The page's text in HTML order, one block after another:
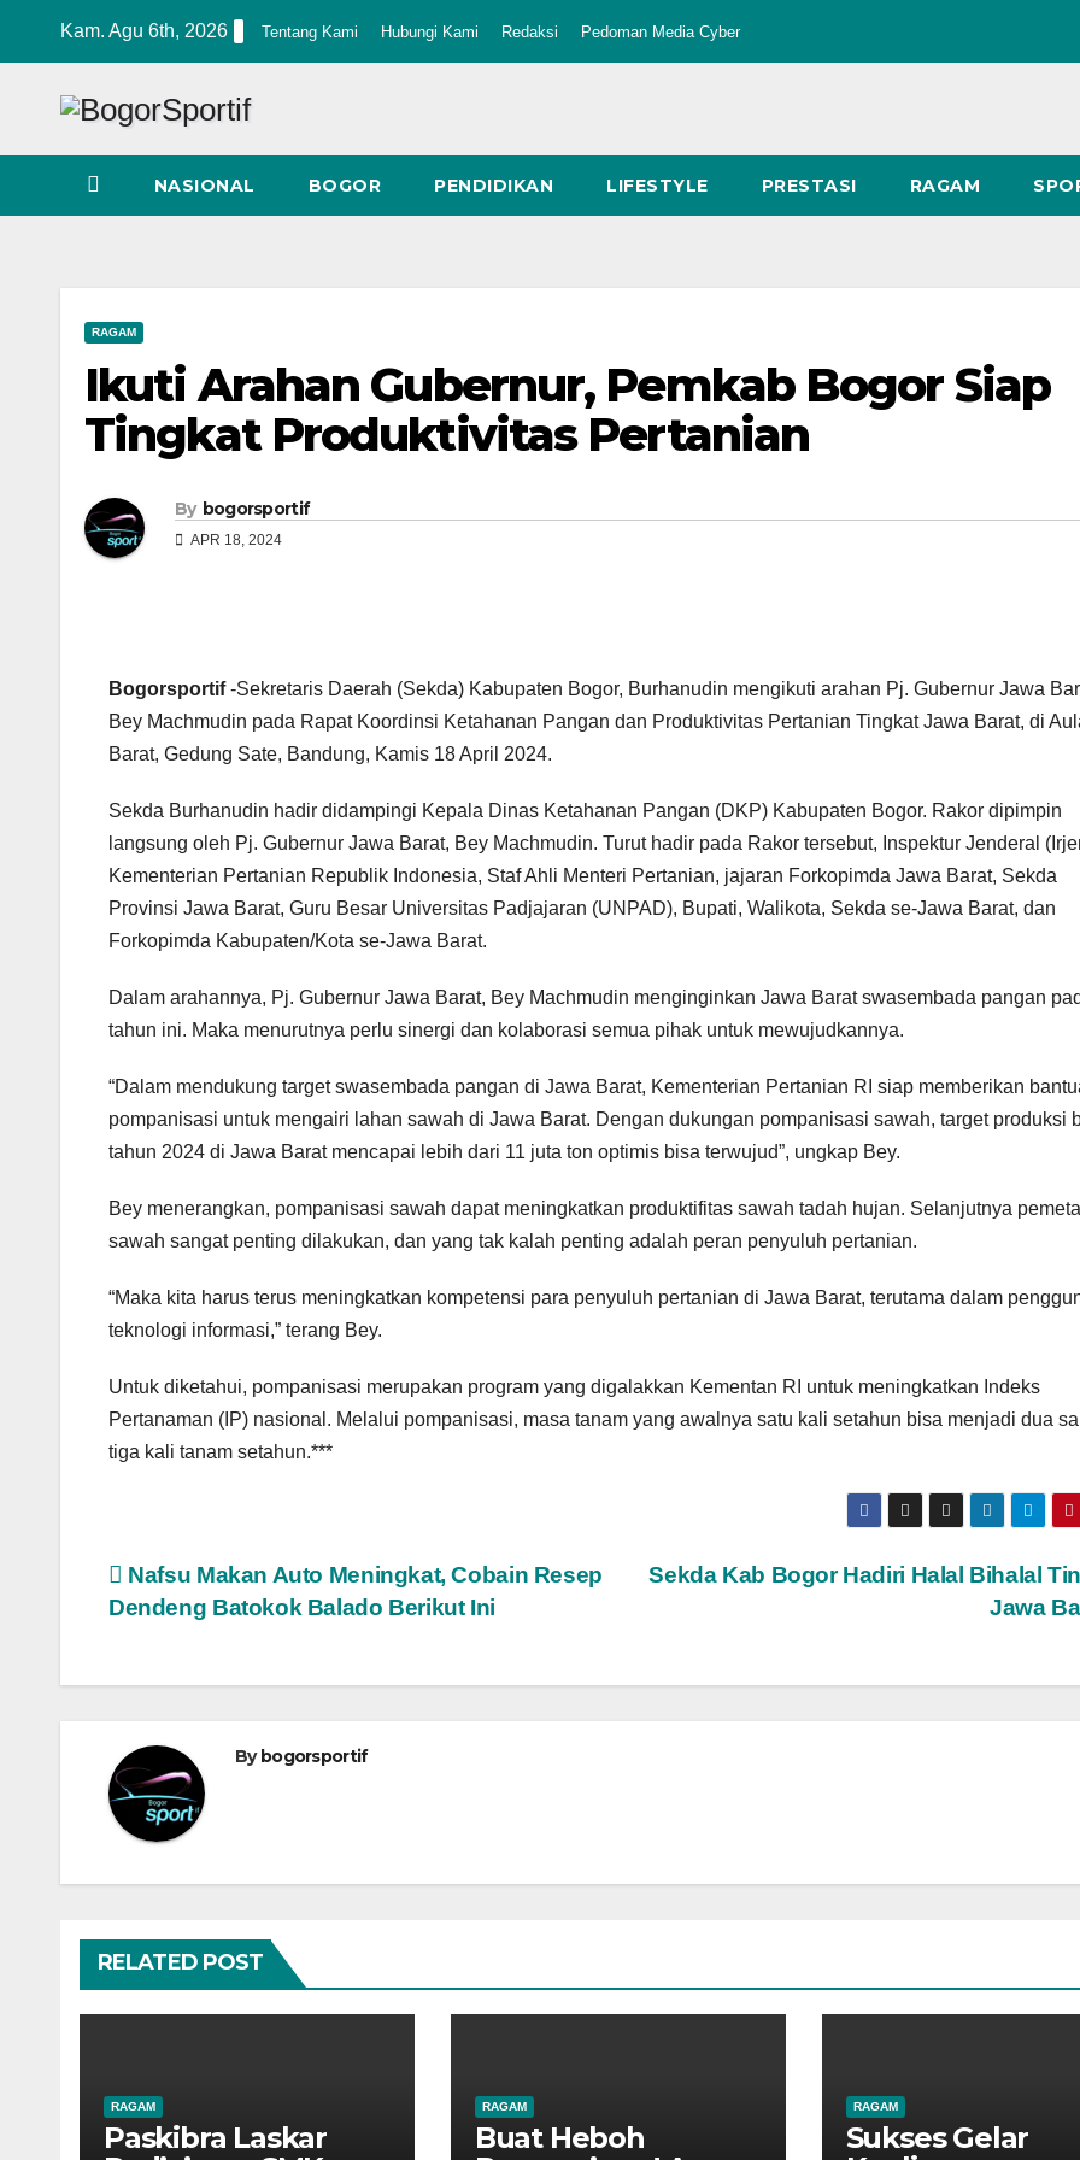
Kam. Agu 6th, 2026 Tentang Kami Hubungi Kami Redaksi Pedoman Media Cyber
NASIONAL BOGOR PENDIDIKAN LIFESTYLE PRESTASI RAGAM
RAGAM
Ikuti Arahan Gubernur, Pemkab Bogor Siap
Tingkat Produktivitas Pertanian
By bogorsportif
APR 18, 2024
Bogorsportif-Sekretaris Daerah (Sekda) Kabupaten Bogor, Burhanudin mengikuti arahan Pj. Gubernur Jawa
Bey Machmudin pada Rapat Koordinsi Ketahanan Pangan dan Produktivitas Pertanian Tingkat Jawa Barat, di
Barat, Gedung Sate, Bandung, Kamis 18 April 2024.
Sekda Burhanudin hadir didampingi Kepala Dinas Ketahanan Pangan (DKP) Kabupaten Bogor. Rakor dipimpin
langsung oleh Pj. Gubernur Jawa Barat, Bey Machmudin. Turut hadir pada Rakor tersebut, Inspektur Jenderal
Kementerian Pertanian Republik Indonesia, Staf Ahli Menteri Pertanian, jajaran Forkopimda Jawa Barat, Sekda
Provinsi Jawa Barat, Guru Besar Universitas Padjajaran (UNPAD), Bupati, Walikota, Sekda se-Jawa Barat, dan
Forkopimda Kabupaten/Kota se-Jawa Barat.
Dalam arahannya, Pj. Gubernur Jawa Barat, Bey Machmudin menginginkan Jawa Barat swasembada pangan
tahun ini. Maka menurutnya perlu sinergi dan kolaborasi semua pihak untuk mewujudkannya.
“Dalam mendukung target swasembada pangan di Jawa Barat, Kementerian Pertanian RI siap memberikan
pompanisasi untuk mengairi lahan sawah di Jawa Barat. Dengan dukungan pompanisasi sawah, target produksi
tahun 2024 di Jawa Barat mencapai lebih dari 11 juta ton optimis bisa terwujud”, ungkap Bey.
Bey menerangkan, pompanisasi sawah dapat meningkatkan produktifitas sawah tadah hujan. Selanjutnya
sawah sangat penting dilakukan, dan yang tak kalah penting adalah peran penyuluh pertanian.
“Maka kita harus terus meningkatkan kompetensi para penyuluh pertanian di Jawa Barat, terutama dalam
teknologi informasi,” terang Bey.
Untuk diketahui, pompanisasi merupakan program yang digalakkan Kementan RI untuk meningkatkan Indeks
Pertanaman (IP) nasional. Melalui pompanisasi, masa tanam yang awalnya satu kali setahun bisa menjadi dua
tiga kali tanam setahun.***
Navigasi
Sekda Kab Bogor Hadiri Halal Bihalal
Jawa
Nafsu Makan Auto Meningkat, Cobain Resep
Dendeng Batokok Balado Berikut Ini
Bybogorsportif
RELATED POST
RAGAM
Paskibra Laskar
RAGAM
Buat Heboh
RAGAM
Sukses Gelar